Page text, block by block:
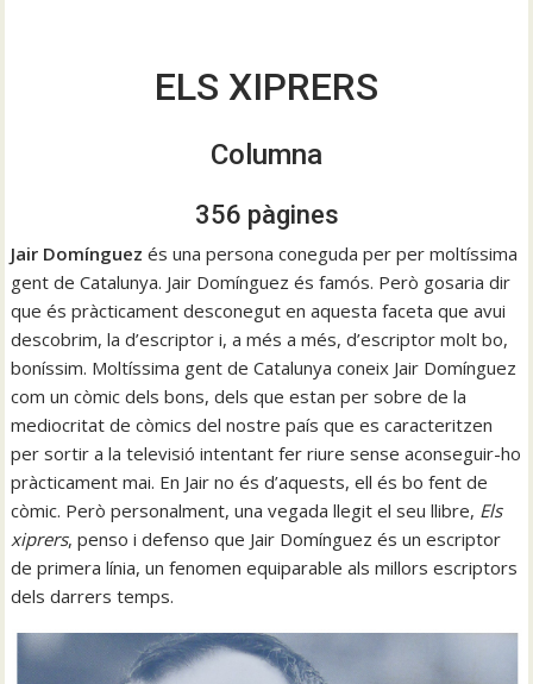
ELS XIPRERS
Columna
356 pàgines
Jair Domínguez és una persona coneguda per per moltíssima
gent de Catalunya. Jair Domínguez és famós. Però gosaria dir
que és pràcticament desconegut en aquesta faceta que avui
descobrim, la d’escriptor i, a més a més, d’escriptor molt bo,
boníssim. Moltíssima gent de Catalunya coneix Jair Domínguez
com un còmic dels bons, dels que estan per sobre de la
mediocritat de còmics del nostre país que es caracteritzen
per sortir a la televisió intentant fer riure sense aconseguir-ho
pràcticament mai. En Jair no és d’aquests, ell és bo fent de
còmic. Però personalment, una vegada llegit el seu llibre, Els
xiprers, penso i defenso que Jair Domínguez és un escriptor
de primera línia, un fenomen equiparable als millors escriptors
dels darrers temps.